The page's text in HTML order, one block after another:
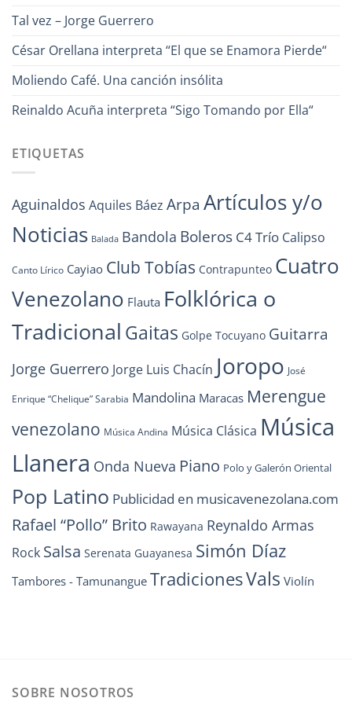
Tal vez – Jorge Guerrero
César Orellana interpreta “El que se Enamora Pierde“
Moliendo Café. Una canción insólita
Reinaldo Acuña interpreta “Sigo Tomando por Ella“
ETIQUETAS
Aguinaldos Aquiles Báez Arpa Artículos y/o
Noticias Balada Bandola Boleros C4 Trío Calipso
Canto Lírico Cayiao Club Tobías Contrapunteo Cuatro
Venezolano Flauta Folklórica o
Tradicional Gaitas Golpe Tocuyano Guitarra
Jorge Guerrero Jorge Luis Chacín Joropo José
Enrique “Chelique” Sarabia Mandolina Maracas Merengue
venezolano Música Andina Música Clásica Música
Llanera Onda Nueva Piano Polo y Galerón Oriental
Pop Latino Publicidad en musicavenezolana.com
Rafael “Pollo” Brito Rawayana Reynaldo Armas
Rock Salsa Serenata Guayanesa Simón Díaz
Tambores - Tamunangue TradicionesVals Violín
SOBRE NOSOTROS